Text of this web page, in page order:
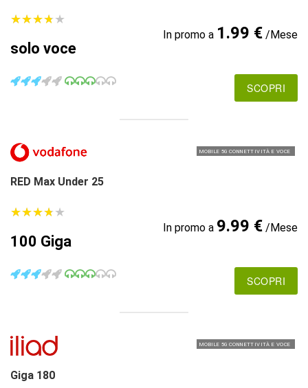
★★★★★
★★★★★
solo voce
In promo a 1.99 €/Mese
SCOPRI
MOBILE 5G CONNETTIVITÀ E VOCE
RED Max Under 25
★★★★★
★★★★★
100 Giga
In promo a 9.99 €/Mese
SCOPRI
MOBILE 5G CONNETTIVITÀ E VOCE
Giga 180